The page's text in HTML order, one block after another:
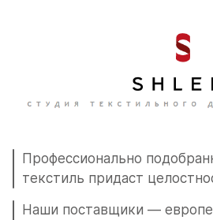
Профессионально
текстиль придаст
Наши поставщики —